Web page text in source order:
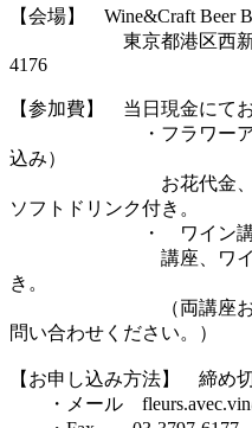
【会場】 Wine&Craft Beer
東京都港区西新橋1-
4176
【参加費】 当日現金にて
・フラワーアレン
込み）
お花代金、講座、
ソフトドリンク付き。
・ ワイン講座
講座、ワイン、野
き。
（両講座お申し込
問い合わせください。）
【お申し込み方法】 締め
・メール